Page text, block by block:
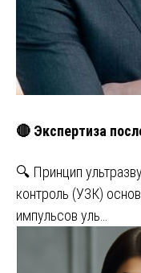
🔴 Экспертиза
🔍 Принцип
контроль (УЗК)
импульсов уль…